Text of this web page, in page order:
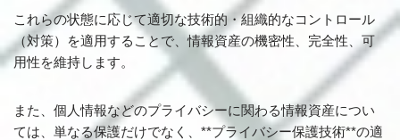
これらの状態に応じて適切な技術的・組織的なコントロール
（対策）を適用することで、情報資産の機密性、完全性、可
用性を維持します。
また、個人情報などのプライバシーに関わる情報資産につい
ては、単なる保護だけでなく、**プライバシー保護技術**の適